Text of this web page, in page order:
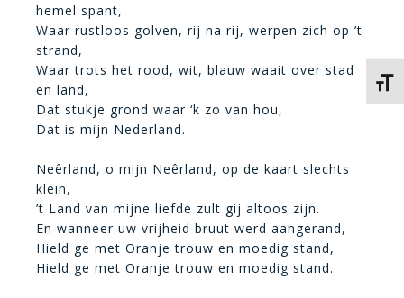
hemel spant,
Waar rustloos golven, rij na rij, werpen zich op ’t
strand,
Waar trots het rood, wit, blauw waait over stad
en land,
Dat stukje grond waar ‘k zo van hou,
Dat is mijn Nederland.
Neêrland, o mijn Neêrland, op de kaart slechts
klein,
’t Land van mijne liefde zult gij altoos zijn.
En wanneer uw vrijheid bruut werd aangerand,
Hield ge met Oranje trouw en moedig stand,
Hield ge met Oranje trouw en moedig stand.